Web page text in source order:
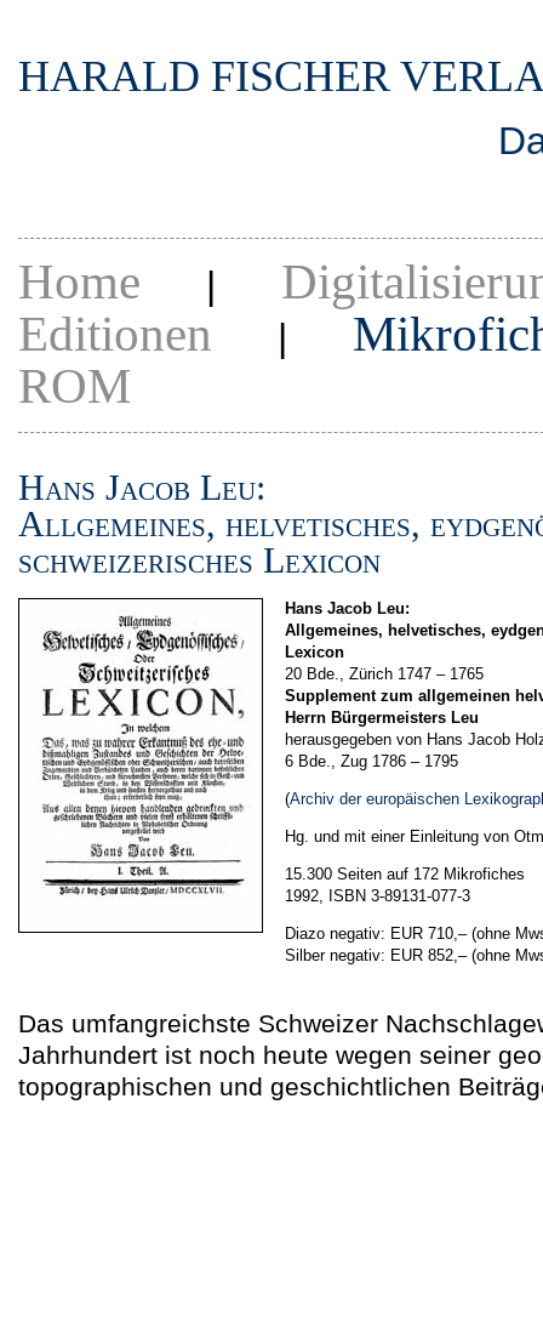
HARALD FISCHER
Home |
Editionen |
ROM
Hans Jacob Leu:
Allgemeines, helvetisches,
schweizerisches Lexicon
Hans Jacob Leu:
Allgemeines, helvetisches,
Lexicon
20 Bde., Zürich 1747 – 1765
Supplement zum allgemeinen
Herrn Bürgermeisters Leu
herausgegeben von Hans Jacob
6 Bde., Zug 1786 – 1795
(Archiv der europäischen
Hg. und mit einer Einleitung von
15.300 Seiten auf 172 Mikrofiches
1992, ISBN 3-89131-077-3
Diazo negativ: EUR 710,– (ohne
Silber negativ: EUR 852,– (ohne
Das umfangreichste Schweizer
Jahrhundert ist noch heute wegen seiner
topographischen und geschichtlichen